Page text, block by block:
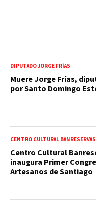
DIPUTADO JORGE FRÍAS
Muere Jorge Frías,
por Santo Domingo
CENTRO CULTURAL
Centro Cultural
inaugura Primer
Artesanos de Santiago